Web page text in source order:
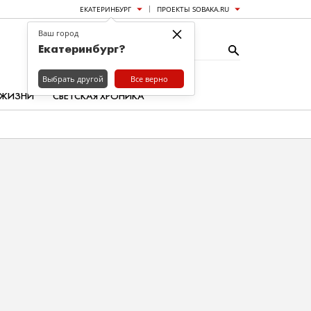
ЕКАТЕРИНБУРГ ПРОЕКТЫ SOBAKA.RU
СВЕТСКАЯ ХРОНИКА
×
Ваш город
Екатеринбург?
Выбрать другой Все верно